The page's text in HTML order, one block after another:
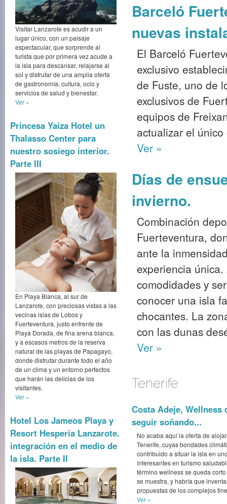
Visitar Lanzarote es acudir a un
lugar único, con un paisaje
espectacular, que sorprende al
turista que por primera vez acude a
la isla para descansar, relajarse al
sol y disfrutar de una amplia oferta
de gastronomía, cultura, ocio y
servicios de salud y bienestar.
Ver »
Princesa Yaiza Hotel un
Thalasso Center para
nuestro sosiego interior.
Parte III
En Playa Blanca, al sur de
Lanzarote, con preciosas vistas a las
vecinas islas de Lobos y
Fuerteventura, justo enfrente de
Playa Dorada, de fina arena blanca,
y a escasos metros de la reserva
natural de las playas de Papagayo,
donde disfrutar durante todo el año
de un clima y un entorno perfectos
que harán las delicias de los
visitantes.
Ver »
Hotel Los Jameos Playa y
Resort Hesperia Lanzarote.
integración en el medio de
la isla. Parte II
Barceló
nuevas
El Barceló
exclusivo
de Fuste, uno de
exclusivos de
equipos de
actualizar el
Ver »
Días de
invierno.
Combinación
Fuerteventura,
ante la
experiencia
comodidades y
conocer una isla
chocantes. La
con las dunas
Ver »
Tenerife
Costa Adeje, Wellness
seguir soñando...
No acaba aquí la oferta de
Tenerife, cuyas bondades
contribuido a situar la isla en
interesantes en turismo
término wellness se queda
se muestra, y habría que
propuestas de los complejos
Ver »